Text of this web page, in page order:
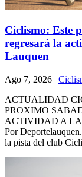
Ciclismo: Este
regresará la
Lauquen
Ago 7, 2026 |
ACTUALIDAD
PROXIMO
ACTIVIDAD A LA
Por
la pista del club